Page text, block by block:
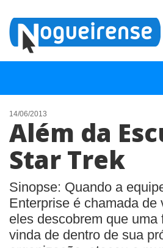
NOTÍCIAS
LISTA DIGITAL
QUEM SOMOS
CONTATO
ANUNCIE
14/06/2013
Além da
Star Trek
Sinopse: Quando a
Enterprise é chamada de
eles descobrem que uma
vinda de dentro de sua